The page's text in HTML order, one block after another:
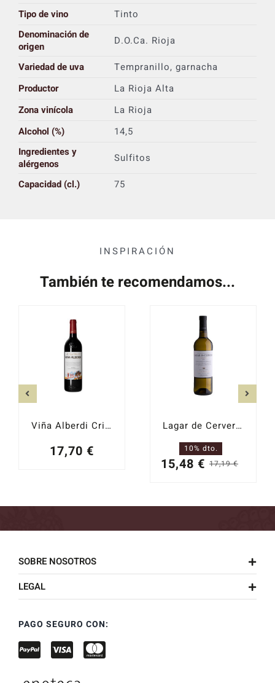
Tipo de vino
Tinto
Denominación de
origen
D.O.Ca. Rioja
Variedad de uva
Tempranillo, garnacha
Productor
La Rioja Alta
Zona vinícola
La Rioja
Alcohol (%)
14,5
Ingredientes y
alérgenos
Sulfitos
Capacidad (cl.)
75
INSPIRACIÓN
También te recomendamos...
Viña Alberdi Crianza 2021
17,70 €
Lagar de Cervera 2025
17,19€
15,48 €
actual
10% dto.
SOBRE NOSOTROS
LEGAL
PAGO SEGURO CON: